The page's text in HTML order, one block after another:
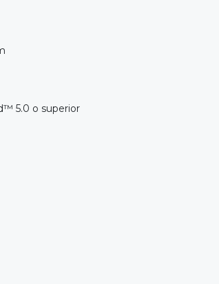
5.0 o superior